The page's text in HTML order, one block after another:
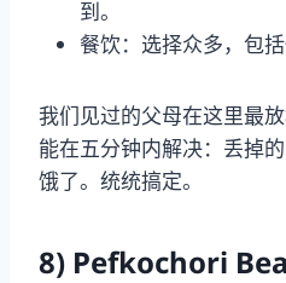
到。
餐饮：选择众多，包
我们见过的父母在这里最
能在五分钟内解决：丢掉
饿了。统统搞定。
8) Pefkochori